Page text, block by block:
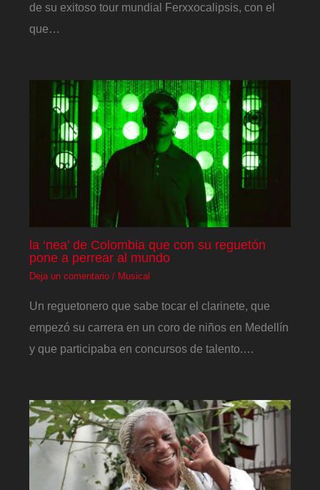
de su exitoso tour mundial Ferxxocalipsis, con el
que…
la ‘nea’ de Colombia que con su reguetón
pone a perrear al mundo
Deja un comentario / Musical
Un reguetonero que sabe tocar el clarinete, que
empezó su carrera en un coro de niños en Medellín
y que participaba en concursos de talento.…